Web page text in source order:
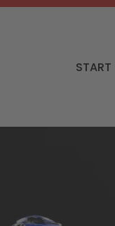
START